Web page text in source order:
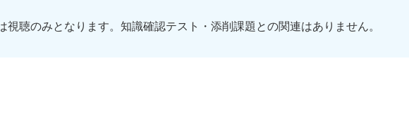
聴のみとなります。知識確認テスト・添削課題との関連はありません。